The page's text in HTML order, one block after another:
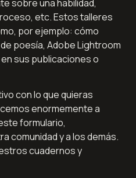
sobre una habilidad,
etc. Estos talleres
por ejemplo: cómo
poesía, Adobe Lightroom
en sus publicaciones o
con lo que quieras
enormemente a
formulario,
comunidad y a los demás.
cuadernos y